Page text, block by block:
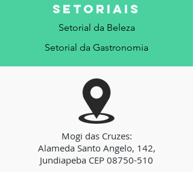
SETORIAis
Setorial da Beleza
Setorial da Gastronomia
Mogi das Cruzes:
Alameda Santo Angelo, 142,
Jundiapeba CEP 08750-510